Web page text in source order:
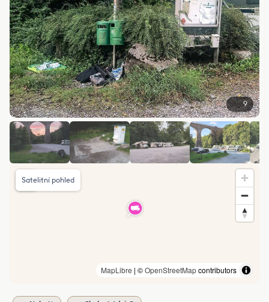
9
MapLibre | ©OpenStreetMapcontributors
Satelitní pohled